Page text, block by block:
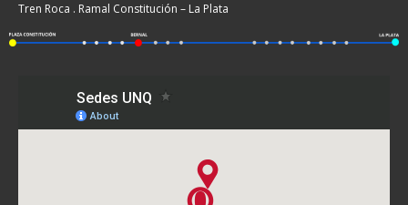
Tren Roca . Ramal Constitución – La Plata